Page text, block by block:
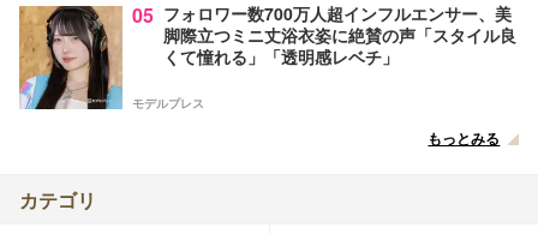
05 フォロワー数700万人超インフルエンサー、美
脚際立つミニ丈浴衣姿に絶賛の声「スタイル良
くて憧れる」「透明感レベチ」
モデルプレス
もっとみる
カテゴリ